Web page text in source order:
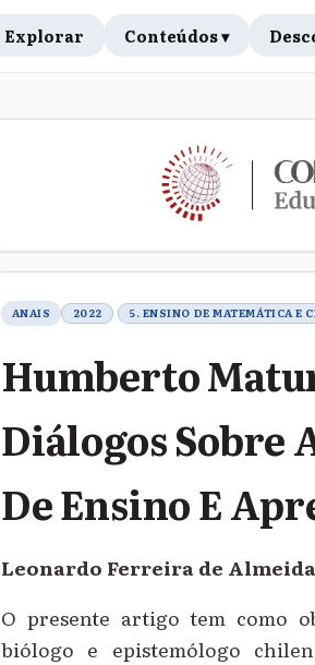
Explorar Conteúdos ▾
ANAIS 2022 5. ENSINO DE MATEMÁTICA E
Humberto
Diálogos Sobre
De Ensino E
Leonardo Ferreira de Almeida
O presente artigo tem como
biólogo e epistemólogo